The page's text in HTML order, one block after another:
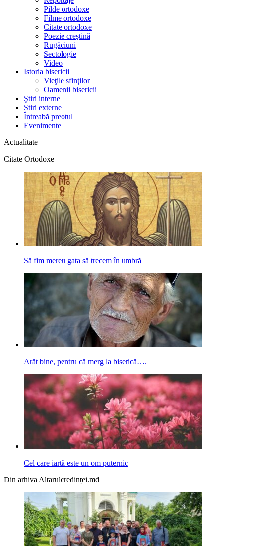
Pilde ortodoxe
Filme ortodoxe
Citate ortodoxe
Poezie creştină
Rugăciuni
Sectologie
Video
Istoria bisericii
Vieţile sfinţilor
Oamenii bisericii
Ştiri interne
Știri externe
Întreabă preotul
Evenimente
Actualitate
Citate Ortodoxe
Să fim mereu gata să trecem în umbră
Arăt bine, pentru că merg la biserică….
Cel care iartă este un om puternic
Din arhiva Altarulcredinței.md